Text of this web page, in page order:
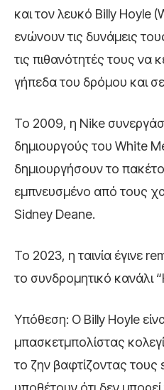
και τον λευκό Billy Hoyle
ενώνουν τις δυνάμεις
τις πιθανότητές τους να
γήπεδα του δρόμου και
Το 2009, η Nike
δημιουργούς του White
δημιουργήσουν το
εμπνευσμένο από τους
Sidney Deane.
Το 2023, η ταινία έγινε
το συνδρομητικό κανάλι
Υπόθεση: Ο Billy Hoyle
μπασκετμπολίστας
το ζην βαφτίζοντας